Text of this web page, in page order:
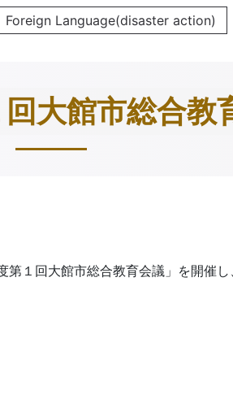
Foreign Language(disaster action)
大館市総合教
１回大館市総合教育会議」を開催